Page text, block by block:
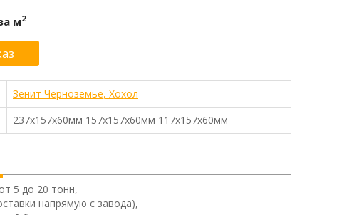
м2
Зенит Черноземье, Хохол
237х157х60мм 157х157х60мм 117х157х60мм
5 до 20 тонн,
напрямую с завода),